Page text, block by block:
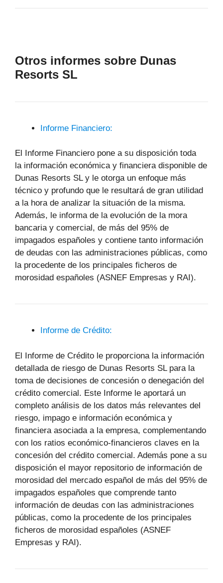
Otros informes sobre Dunas
Resorts SL
Informe Financiero:
El Informe Financiero pone a su disposición toda
la información económica y financiera disponible de
Dunas Resorts SL y le otorga un enfoque más
técnico y profundo que le resultará de gran utilidad
a la hora de analizar la situación de la misma.
Además, le informa de la evolución de la mora
bancaria y comercial, de más del 95% de
impagados españoles y contiene tanto información
de deudas con las administraciones públicas, como
la procedente de los principales ficheros de
morosidad españoles (ASNEF Empresas y RAI).
Informe de Crédito:
El Informe de Crédito le proporciona la información
detallada de riesgo de Dunas Resorts SL para la
toma de decisiones de concesión o denegación del
crédito comercial. Este Informe le aportará un
completo análisis de los datos más relevantes del
riesgo, impago e información económica y
financiera asociada a la empresa, complementando
con los ratios económico-financieros claves en la
concesión del crédito comercial. Además pone a su
disposición el mayor repositorio de información de
morosidad del mercado español de más del 95% de
impagados españoles que comprende tanto
información de deudas con las administraciones
públicas, como la procedente de los principales
ficheros de morosidad españoles (ASNEF
Empresas y RAI).